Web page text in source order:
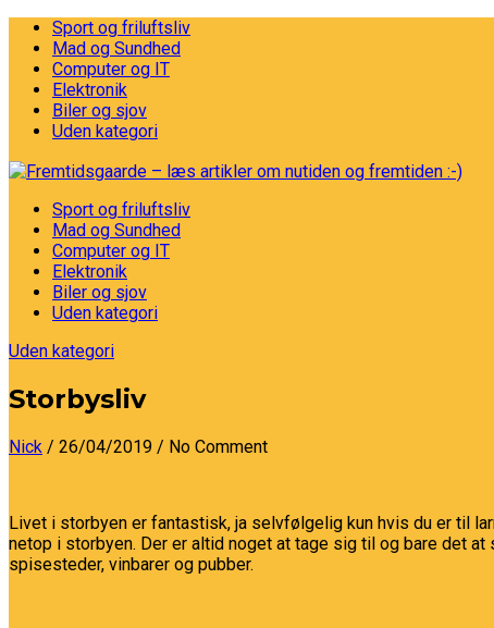
Sport og friluftsliv
Mad og Sundhed
Computer og IT
Elektronik
Biler og sjov
Uden kategori
Sport og friluftsliv
Mad og Sundhed
Computer og IT
Elektronik
Biler og sjov
Uden kategori
Uden kategori
Storbysliv
Nick / 26/04/2019 / No Comment
Livet i storbyen er fantastisk, ja selvfølgelig kun hvis du er til
netop i storbyen. Der er altid noget at tage sig til og bare det
spisesteder, vinbarer og pubber.